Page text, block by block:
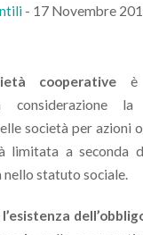
- 17 Novembre
cooperative è
considerazione
società per azioni
limitata a seconda
nello statuto sociale.
l’esistenza